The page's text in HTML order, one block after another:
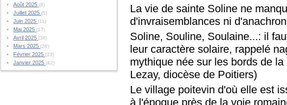
Août 2025(9)
Juillet 2025(5)
Juin 2025(11)
Mai 2025(17)
Avril 2025(38)
Mars 2025(28)
Février 2025(33)
Janvier 2025(42)
La vie de sainte Soline ne
d'invraisemblances ni
Soline, Souline, Soulaine...: il
leur caractère solaire, rappelé
mythique née sur les bords de
Lezay, diocèse de Poitiers)
Le village poitevin d'où elle est
à l'époque près de la voie